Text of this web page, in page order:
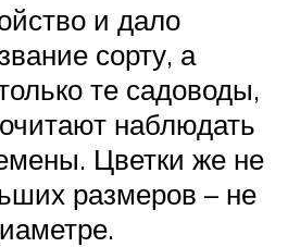
и дало
сорту, а
те садоводы,
наблюдать
Цветки же не
размеров – не